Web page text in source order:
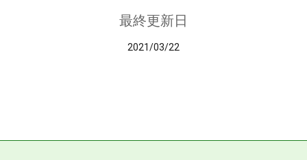
最終更新日
2021/03/22